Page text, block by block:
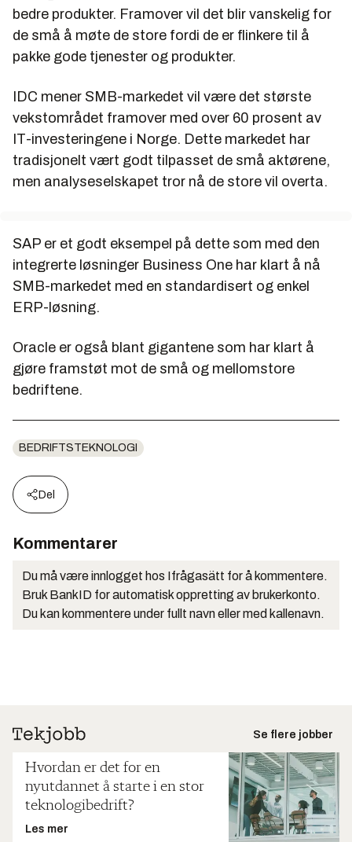
bedre produkter. Framover vil det blir vanskelig for
de små å møte de store fordi de er flinkere til å
pakke gode tjenester og produkter.
IDC mener SMB-markedet vil være det største
vekstområdet framover med over 60 prosent av
IT-investeringene i Norge. Dette markedet har
tradisjonelt vært godt tilpasset de små aktørene,
men analyseselskapet tror nå de store vil overta.
SAP er et godt eksempel på dette som med den
integrerte løsninger Business One har klart å nå
SMB-markedet med en standardisert og enkel
ERP-løsning.
Oracle er også blant gigantene som har klart å
gjøre framstøt mot de små og mellomstore
bedriftene.
BEDRIFTSTEKNOLOGI
Del
Kommentarer
Du må være innlogget hos Ifrågasätt for å kommentere.
Bruk BankID for automatisk oppretting av brukerkonto.
Du kan kommentere under fullt navn eller med kallenavn.
Se flere jobber
Hvordan er det for en
nyutdannet å starte i en stor
teknologibedrift?
Les mer